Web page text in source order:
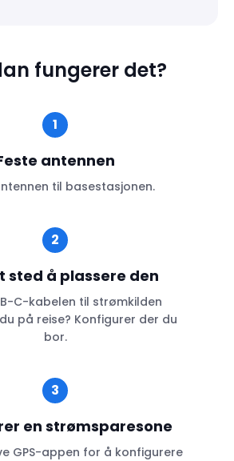
fungerer det?
1
antennen
til basestasjonen.
2
sted å plassere den
C-kabelen til strømkilden
på reise? Konfigurer der du
bor.
3
en strømsparesone
GPS-appen for å konfigurere